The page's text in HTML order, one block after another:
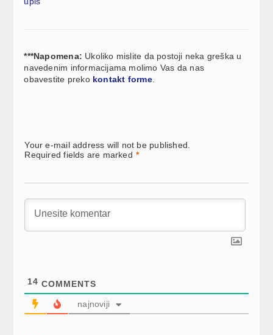
***Napomena: Ukoliko mislite da postoji neka greška u
navedenim informacijama molimo Vas da nas
obavestite preko kontakt forme.
Your e-mail address will not be published.
Required fields are marked *
14 COMMENTS
najnoviji